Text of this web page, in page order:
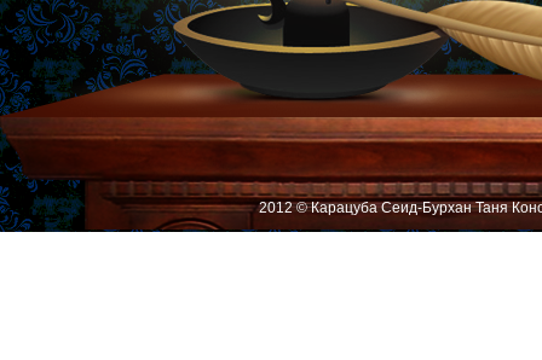
2012 © Карацуба Сеид-Бурхан Таня